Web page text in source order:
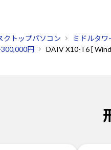
クトップパソコン ミドルタワ
円 DAIV X10-T6 [